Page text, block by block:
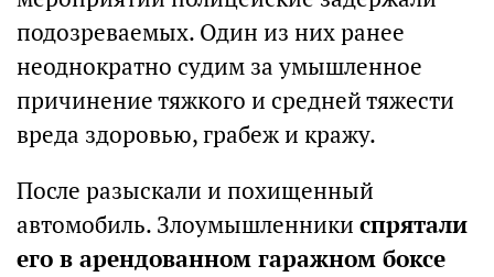
подозреваемых. Один из них ранее
неоднократно судим за умышленное
причинение тяжкого и средней тяжести
вреда здоровью, грабеж и кражу.
После разыскали и похищенный
автомобиль. Злоумышленники спрятали
его в арендованном гаражном боксе